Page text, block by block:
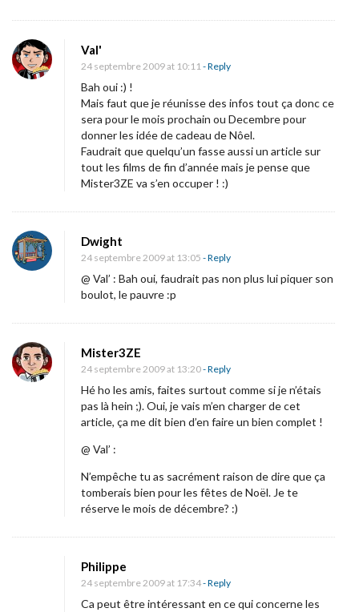
Val'
24 septembre 2009 at 10:11- Reply
Bah oui :) !
Mais faut que je réunisse des infos tout ça donc ce
sera pour le mois prochain ou Decembre pour
donner les idée de cadeau de Nôel.
Faudrait que quelqu’un fasse aussi un article sur
tout les films de fin d’année mais je pense que
Mister3ZE va s’en occuper ! :)
Dwight
24 septembre 2009 at 13:05 - Reply
@ Val’ : Bah oui, faudrait pas non plus lui piquer son
boulot, le pauvre :p
Mister3ZE
24 septembre 2009 at 13:20- Reply
Hé ho les amis, faites surtout comme si je n’étais
pas là hein ;). Oui, je vais m’en charger de cet
article, ça me dit bien d’en faire un bien complet !
@ Val’ :
N’empêche tu as sacrément raison de dire que ça
tomberais bien pour les fêtes de Noël. Je te
réserve le mois de décembre? :)
Philippe
24 septembre 2009 at 17:34- Reply
Ca peut être intéressant en ce qui concerne les